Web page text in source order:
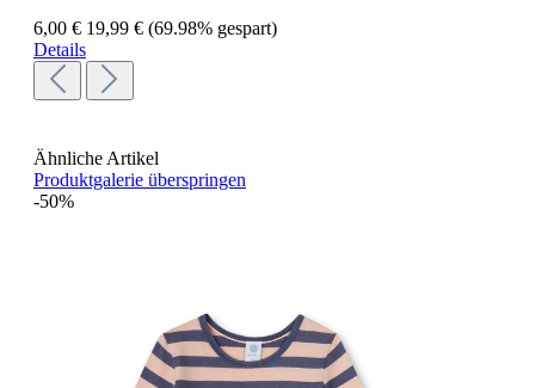
6,00 € 19,99 € (69.98% gespart)
Details
Ähnliche Artikel
Produktgalerie überspringen
-50%